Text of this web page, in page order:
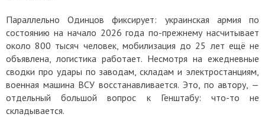
Параллельно Одинцов фиксирует: украинская армия по
состоянию на начало 2026 года по-прежнему насчитывает
около 800 тысяч человек, мобилизация до 25 лет ещё не
объявлена, логистика работает. Несмотря на ежедневные
сводки про удары по заводам, складам и электростанциям,
военная машина ВСУ восстанавливается. Это, по автору, —
отдельный большой вопрос к Генштабу: что-то не
складывается.